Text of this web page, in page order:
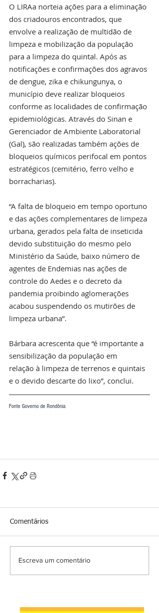
O LIRAa norteia ações para a eliminação
dos criadouros encontrados, que
envolve a realização de multidão de
limpeza e mobilização da população
para a limpeza do quintal. Após as
notificações e confirmações dos agravos
de dengue, zika e chikungunya, o
município deve realizar bloqueios
conforme as localidades de confirmação
epidemiológicas. Através do Sinan e
Gerenciador de Ambiente Laboratorial
(Gal), são realizadas também ações de
bloqueios químicos perifocal em pontos
estratégicos (cemitério, ferro velho e
borracharias).
“A falta de bloqueio em tempo oportuno
e das ações complementares de limpeza
urbana, gerados pela falta de inseticida
devido substituição do mesmo pelo
Ministério da Saúde, baixo número de
agentes de Endemias nas ações de
controle do Aedes e o decreto da
pandemia proibindo aglomerações
acabou suspendendo os mutirões de
limpeza urbana”.
Bárbara acrescenta que “é importante a
sensibilização da população em
relação à limpeza de terrenos e quintais
e o devido descarte do lixo”, conclui.
Fonte Governo de Rondônia
Comentários
Escreva um comentário